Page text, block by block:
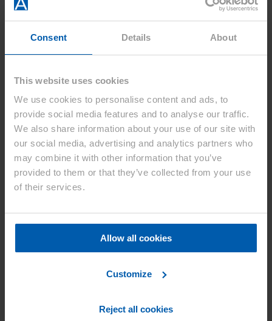
Consent Details About
This website uses cookies
We use cookies to personalise content and ads, to
provide social media features and to analyse our traffic.
We also share information about your use of our site with
our social media, advertising and analytics partners who
may combine it with other information that you’ve
provided to them or that they’ve collected from your use
of their services.
Allow all cookies
Customize
Reject all cookies
Asahi Kasei Advance und Teijin Frontier
gegeben, Asahi Kasei Advance, eine hundertprozentige
Tochtergesellschaft von Asahi Kasei, und Teijin Frontier, eine
hundertprozentige Tochtergesellschaft von Teijin, zu einer neuen
Gesellschaft zusammenzulegen. Teijin Frontier fungiert dabei als
übernehmende Gesellschaft. Das Joint Venture zwischen Asahi
Kasei (20%) und Teijin (80%) soll am 1. Oktober 2026 in Kraft
treten.
Asahi Kasei Advance wurde 2015 als Handelsunternehmen
fusionieren. Teijin Frontier ist ein Handelsunternehmen mit einem
starken globalen Netzwerk hinsichtlich Beschaffung und Produktion
kombiniert. Die Stärken beider Unternehmen werden genutzt, um
eine Unternehmensgruppe mit größerer Wettbewerbsfähigkeit und